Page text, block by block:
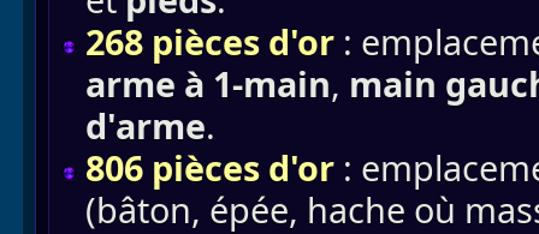
268 pièces d'or :
arme à 1-main, main
d'arme.
806 pièces d'or :
(bâton, épée, hache où